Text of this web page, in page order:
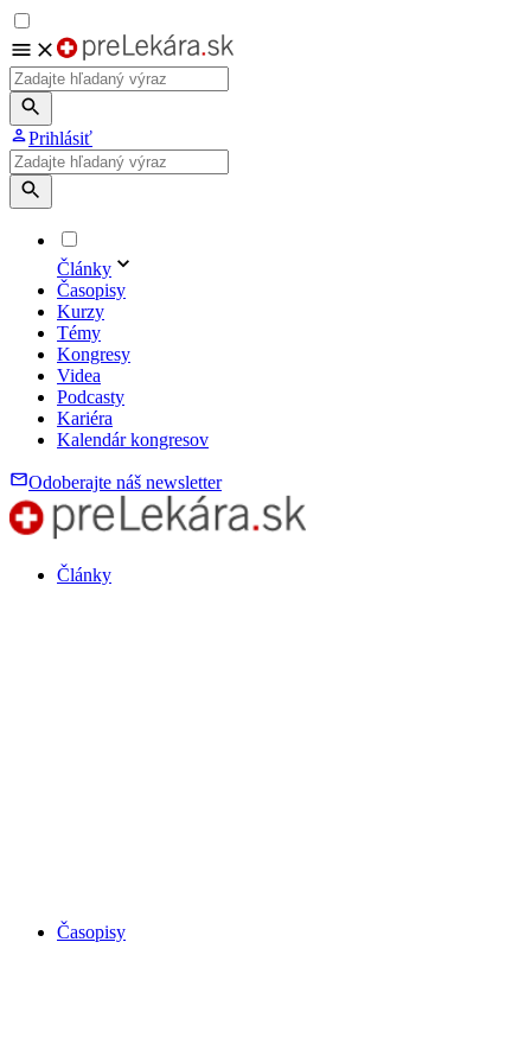
Prihlásiť
Články
Časopisy
Kurzy
Témy
Kongresy
Videa
Podcasty
Kariéra
Kalendár kongresov
Odoberajte náš newsletter
Články
Časopisy